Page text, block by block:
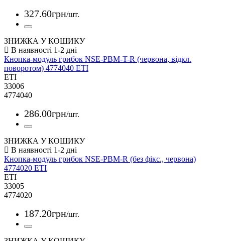
327.60грн/шт.
ЗНИЖКА У КОШИКУ
Кнопка-модуль грибок NSE-PBM-T-R (червона, відкл.
поворотом) 4774040 ETI
ETI
33006
4774040
286.00грн/шт.
ЗНИЖКА У КОШИКУ
Кнопка-модуль грибок NSE-PBM-R (без фікс., червона)
4774020 ETI
ETI
33005
4774020
187.20грн/шт.